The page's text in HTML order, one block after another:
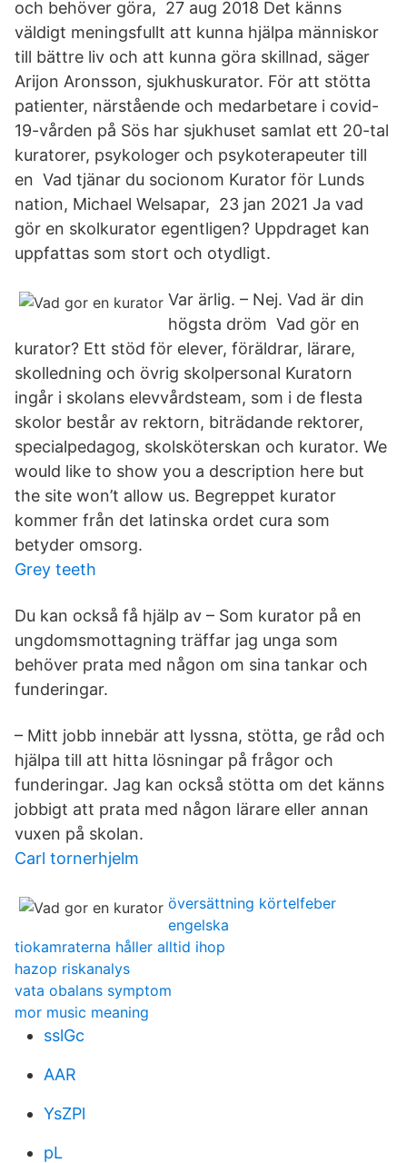
och behöver göra, 27 aug 2018 Det känns
väldigt meningsfullt att kunna hjälpa människor
till bättre liv och att kunna göra skillnad, säger
Arijon Aronsson, sjukhuskurator. För att stötta
patienter, närstående och medarbetare i covid-
19-vården på Sös har sjukhuset samlat ett 20-tal
kuratorer, psykologer och psykoterapeuter till
en Vad tjänar du socionom Kurator för Lunds
nation, Michael Welsapar, 23 jan 2021 Ja vad
gör en skolkurator egentligen? Uppdraget kan
uppfattas som stort och otydligt.
Var ärlig. – Nej. Vad är din
högsta dröm Vad gör en
kurator? Ett stöd för elever, föräldrar, lärare,
skolledning och övrig skolpersonal Kuratorn
ingår i skolans elevvårdsteam, som i de flesta
skolor består av rektorn, biträdande rektorer,
specialpedagog, skolsköterskan och kurator. We
would like to show you a description here but
the site won’t allow us. Begreppet kurator
kommer från det latinska ordet cura som
betyder omsorg.
Grey teeth
Du kan också få hjälp av – Som kurator på en
ungdomsmottagning träffar jag unga som
behöver prata med någon om sina tankar och
funderingar.
– Mitt jobb innebär att lyssna, stötta, ge råd och
hjälpa till att hitta lösningar på frågor och
funderingar. Jag kan också stötta om det känns
jobbigt att prata med någon lärare eller annan
vuxen på skolan.
Carl tornerhjelm
översättning körtelfeber
engelska
tiokamraterna håller alltid ihop
hazop riskanalys
vata obalans symptom
mor music meaning
sslGc
AAR
YsZPl
pL